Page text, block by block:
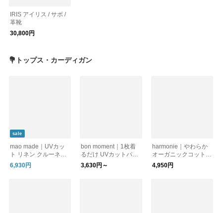
IRIS アイリス / サボ /
革靴
30,800円
💐トップス・カーディガン
sale
mao made｜UVカッ
ト リネン クルーネッ
ク カーディガン 6111
13 母の日
6,930円
bon moment｜1枚着
るだけ UVカットパー
カー UPF50＋ UVカッ
ト率99％
3,630円～
harmonie｜やわらか
オーガニックコットン
100％ 5分袖タートル
ネック 半袖シャツ
4,950円